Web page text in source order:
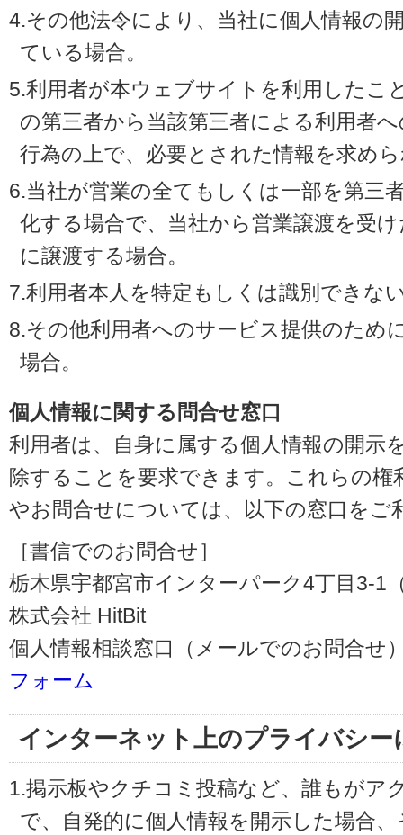
4.その他法令により、当社に個人情報の
ている場合。
5.利用者が本ウェブサイトを利用したこ
の第三者から当該第三者による利用者
行為の上で、必要とされた情報を求め
6.当社が営業の全てもしくは一部を第三
化する場合で、当社から営業譲渡を受
に譲渡する場合。
7.利用者本人を特定もしくは識別できな
8.その他利用者へのサービス提供のため
場合。
個人情報に関する問合せ窓口
利用者は、自身に属する個人情報の開示
除することを要求できます。これらの権
やお問合せについては、以下の窓口をご
［書信でのお問合せ］
栃木県宇都宮市インターパーク4丁目3-1
株式会社 HitBit
個人情報相談窓口（メールでのお問合せ
フォーム
インターネット上のプライバシー
1.掲示板やクチコミ投稿など、誰もがア
で、自発的に個人情報を開示した場合